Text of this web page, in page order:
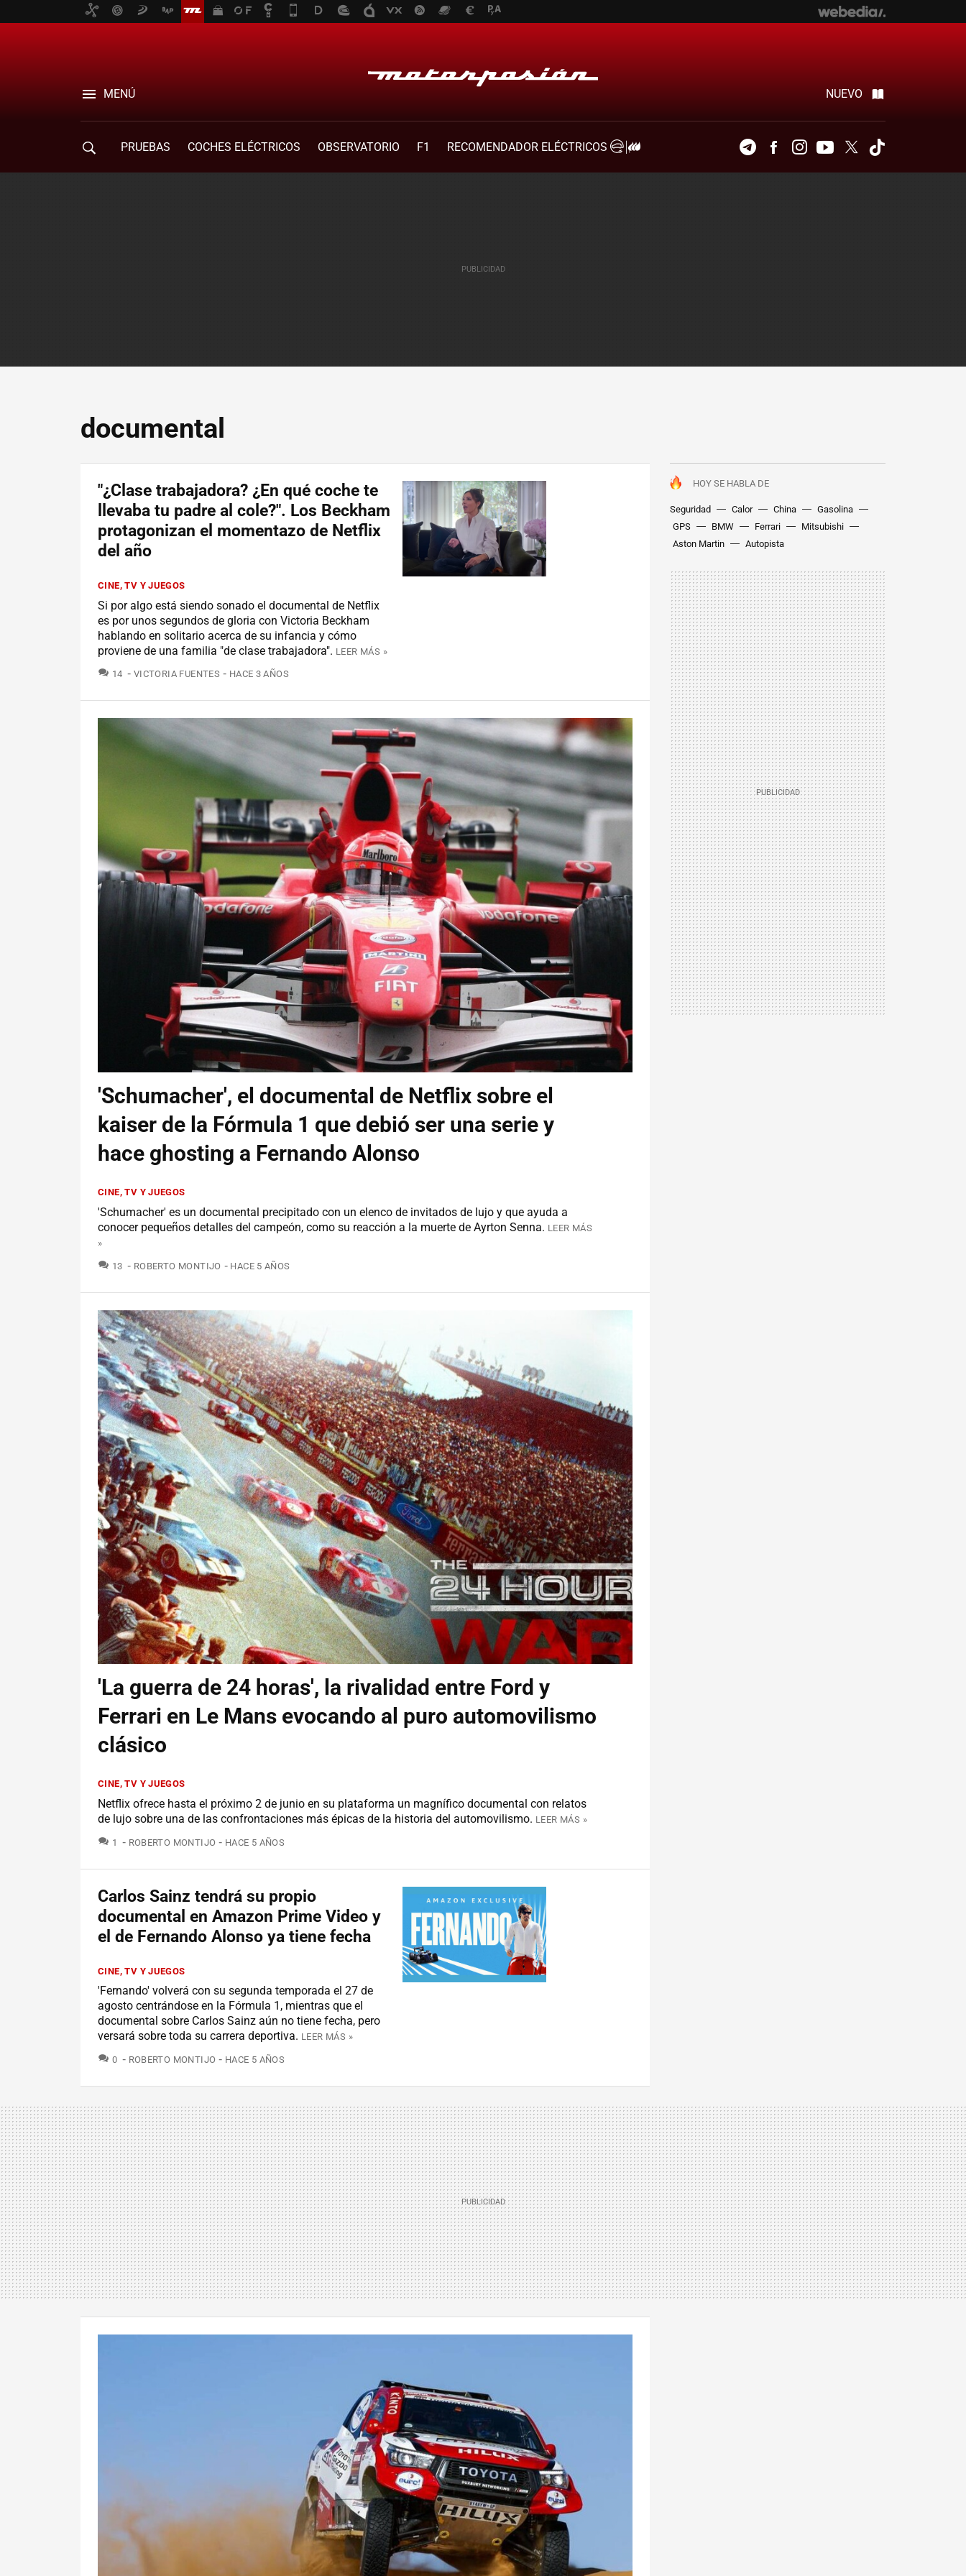
MENÚ NUEVO
PRUEBAS COCHES ELÉCTRICOS OBSERVATORIO F1
RECOMENDADOR ELÉCTRICOS
TelegramFacebookInstagramYoutubeTwitter
documental
HOY SE HABLA DE
Seguridad Calor China
Gasolina
GPS
BMW Ferrari
Mitsubishi
Aston Martin
Autopista
"¿Clase trabajadora? ¿En qué coche te
llevaba tu padre al cole?". Los Beckham
protagonizan el momentazo de Netflix
del año
CINE, TV Y JUEGOS
Si por algo está siendo sonado el documental de Netflix
es por unos segundos de gloria con Victoria Beckham
hablando en solitario acerca de su infancia y cómo
proviene de una familia "de clase trabajadora". LEER MÁS »
14 COMENTARIOS
VICTORIA FUENTES HACE 3 AÑOS
'Schumacher', el documental de Netflix sobre el
kaiser de la Fórmula 1 que debió ser una serie y
hace ghosting a Fernando Alonso
CINE, TV Y JUEGOS
'Schumacher' es un documental precipitado con un elenco de invitados de lujo y que ayuda a
conocer pequeños detalles del campeón, como su reacción a la muerte de Ayrton Senna. LEER MÁS
»
13 COMENTARIOS
ROBERTO MONTIJO HACE 5 AÑOS
'La guerra de 24 horas', la rivalidad entre Ford y
Ferrari en Le Mans evocando al puro automovilismo
clásico
CINE, TV Y JUEGOS
Netflix ofrece hasta el próximo 2 de junio en su plataforma un magnífico documental con relatos
de lujo sobre una de las confrontaciones más épicas de la historia del automovilismo. LEER MÁS »
1 COMENTARIOS
ROBERTO MONTIJO HACE 5 AÑOS
Carlos Sainz tendrá su propio
documental en Amazon Prime Video y
el de Fernando Alonso ya tiene fecha
CINE, TV Y JUEGOS
'Fernando' volverá con su segunda temporada el 27 de
agosto centrándose en la Fórmula 1, mientras que el
documental sobre Carlos Sainz aún no tiene fecha, pero
versará sobre toda su carrera deportiva. LEER MÁS »
0 COMENTARIOS
ROBERTO MONTIJO HACE 5 AÑOS